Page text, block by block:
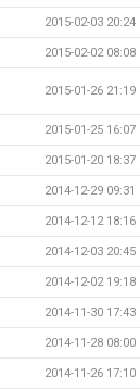
2015-02-03 20:24
2015-02-02 08:08
2015-01-26 21:19
2015-01-25 16:07
2015-01-20 18:37
2014-12-29 09:31
2014-12-12 18:16
2014-12-03 20:45
2014-12-02 19:18
2014-11-30 17:43
2014-11-28 08:00
2014-11-26 17:10